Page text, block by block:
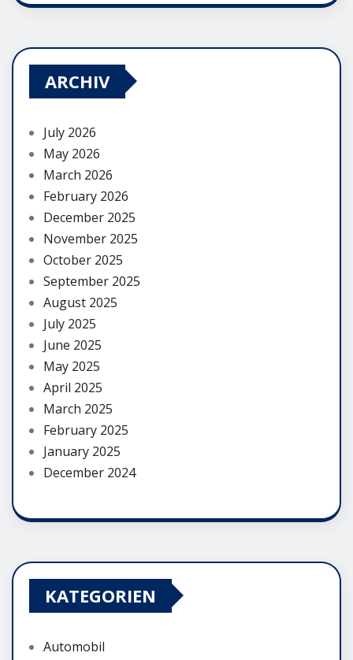
ARCHIV
July 2026
May 2026
March 2026
February 2026
December 2025
November 2025
October 2025
September 2025
August 2025
July 2025
June 2025
May 2025
April 2025
March 2025
February 2025
January 2025
December 2024
KATEGORIEN
Automobil